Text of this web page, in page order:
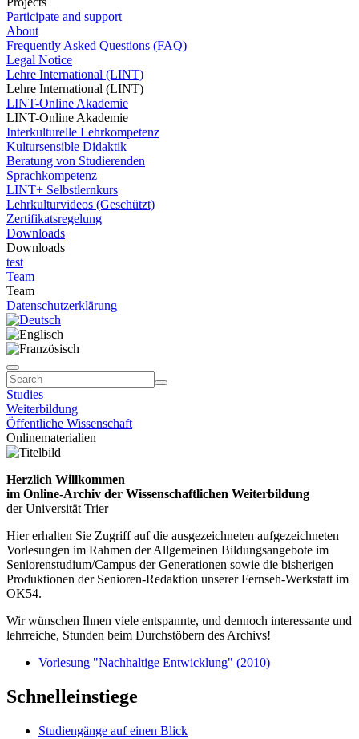
Participate and support
About
Frequently Asked Questions (FAQ)
Legal Notice
Lehre International (LINT)
Lehre International (LINT)
LINT-Online Akademie
LINT-Online Akademie
Interkulturelle Lehrkompetenz
Kultursensible Didaktik
Beratung von Studierenden
Sprachkompetenz
LINT+ Selbstlernkurs
Lehrkulturvideos (Geschützt)
Zertifikatsregelung
Downloads
Downloads
test
Team
Team
Datenschutzerklärung
Studies
Weiterbildung
Öffentliche Wissenschaft
Onlinematerialien
Herzlich Willkommen
im Online-Archiv der Wissenschaftlichen Weiterbildung
der Universität Trier
Hier erhalten Sie Zugriff auf die ausgezeichneten aufgezeichneten
Vorlesungen im Rahmen der Allgemeinen Bildungsangebote im
Seniorenstudium/Campus der Generationen sowie die bisherigen
Produktionen der Senioren-Redaktion unserer Fernseh-Werkstatt im
OK54.
Wir wünschen Ihnen viele entspannte, und dennoch interessante und
lehrreiche, Stunden beim Durchstöbern des Archivs!
Vorlesung "Nachhaltige Entwicklung" (2010)
Schnelleinstiege
Studiengänge auf einen Blick